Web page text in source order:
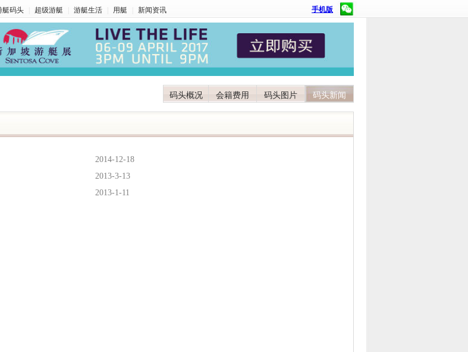
艇码头 超级游艇 游艇生活 用艇 新闻资讯 手机版
码头新闻
码头图片
会籍费用
码头概况
2014-12-18
2013-3-13
2013-1-11